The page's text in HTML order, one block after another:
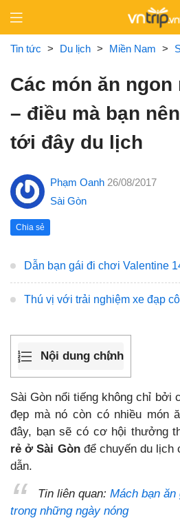
content
Tin tức > Du lịch > Miền Nam >
Các món ăn ngon
– điều mà bạn
tới đây du lịch
Phạm Oanh 26/08/2017
Sài Gòn
Chia sẻ
Dẫn bạn gái đi chơi Valentine
Thú vị với trải nghiệm xe đạp
Nội dung chính
Sài Gòn nổi tiếng không chỉ bởi
đẹp mà nó còn có nhiều món
đây, bạn sẽ có cơ hội thưởng
rẻ ở Sài Gòn để chuyến du lịch
dẫn.
Tin liên quan: Mách bạn
trong những ngày nóng